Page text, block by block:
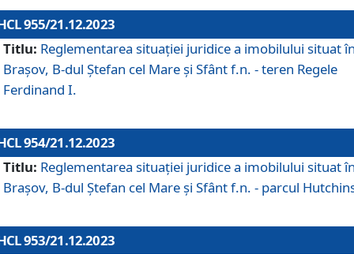
955/21.12.2023
Titlu: Reglementarea situației juridice a imobilului situat
Brașov, B-dul Ștefan cel Mare și Sfânt f.n. - teren Regele
Ferdinand I.
954/21.12.2023
Titlu: Reglementarea situației juridice a imobilului situat
Brașov, B-dul Ștefan cel Mare și Sfânt f.n. - parcul
953/21.12.2023